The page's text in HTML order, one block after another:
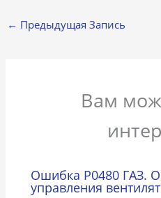
← Предыдущая Запись
Вам
Ошибка P0480 ГАЗ.
управления